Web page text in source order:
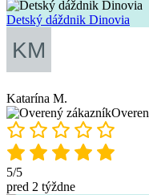
Detský dáždnik Dinovia
Katarína M.
5/5
pred 2 týždne